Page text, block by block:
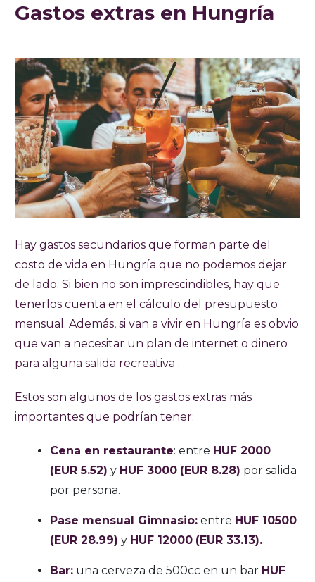
Gastos extras en Hungría
Hay gastos secundarios que forman parte del
costo de vida en Hungría que no podemos dejar
de lado. Si bien no son imprescindibles, hay que
tenerlos cuenta en el cálculo del presupuesto
mensual. Además, si van a vivir en Hungría es obvio
que van a necesitar un plan de internet o dinero
para alguna salida recreativa .
Estos son algunos de los gastos extras más
importantes que podrían tener:
Cena en restaurante: entre HUF 2000
(EUR 5.52) y HUF 3000 (EUR 8.28) por salida
por persona.
Pase mensual Gimnasio: entre HUF 10500
(EUR 28.99) y HUF 12000 (EUR 33.13).
Bar: una cerveza de 500cc en un bar HUF